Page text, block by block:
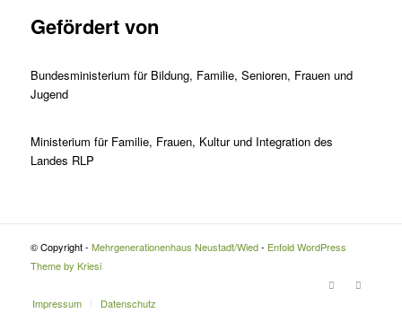
Gefördert von
Bundesministerium für Bildung, Familie, Senioren, Frauen und
Jugend
Ministerium für Familie, Frauen, Kultur und Integration des
Landes RLP
© Copyright - Mehrgenerationenhaus Neustadt/Wied- Enfold WordPress
Theme by Kriesi
Impressum Datenschutz